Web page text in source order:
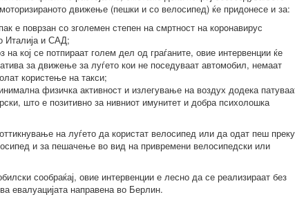
движење (пешки и со велосипед) ќе придонесе и за:
е поврзан со зголемен степен на смртност на корoнавирус
Италија и САД;
на кој се потпираат голем дел од граѓаните, овие интервенции ќе
за движење за луѓето кои не поседуваат автомобил, немаат
користење на такси;
физичка активност и излегување на воздух додека
што е позитивно за нивниот имунитет и добра психолошка
на луѓето да користат велосипед или да одат пеш преку
и за пешачење во вид на привремени велосипедски или
сообраќај, овие интервенции е лесно да се реализираат без
евалуацијата направена во Берлин.